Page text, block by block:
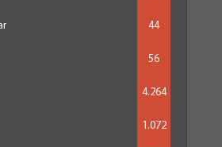
44
56
4.264
1.072